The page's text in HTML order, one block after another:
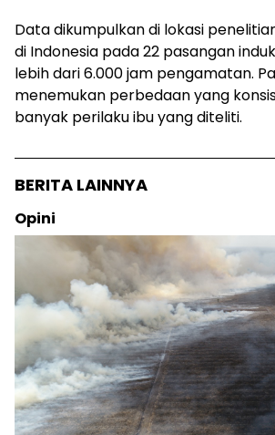
Data dikumpulkan di lokasi
di Indonesia pada 22 pasangan
lebih dari 6.000 jam pengamatan.
menemukan perbedaan yang
banyak perilaku ibu yang diteliti.
BERITA LAINNYA
Opini